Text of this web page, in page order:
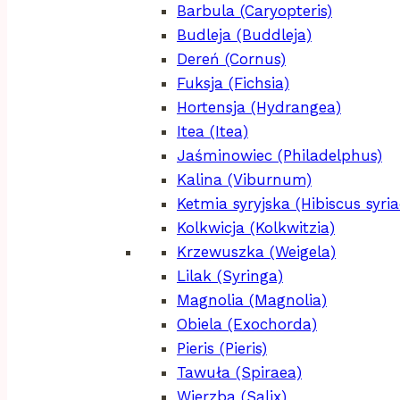
Barbula (Caryopteris)
Budleja (Buddleja)
Dereń (Cornus)
Fuksja (Fichsia)
Hortensja (Hydrangea)
Itea (Itea)
Jaśminowiec (Philadelphus)
Kalina (Viburnum)
Ketmia syryjska (Hibiscus
Kolkwicja (Kolkwitzia)
Krzewuszka (Weigela)
Lilak (Syringa)
Magnolia (Magnolia)
Obiela (Exochorda)
Pieris (Pieris)
Tawuła (Spiraea)
Wierzba (Salix)